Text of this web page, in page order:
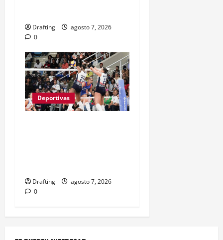
Drafting
agosto 7, 2026
0
Deportivas
Drafting
agosto 7, 2026
0